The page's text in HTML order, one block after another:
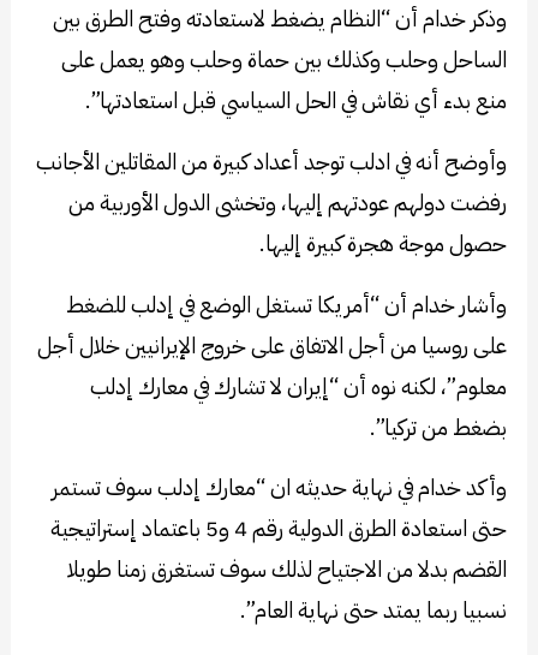
وذكر خدام أن “النظام يضغط لاستعادته وفتح الطرق بين
الساحل وحلب وكذلك بين حماة وحلب وهو يعمل على
منع بدء أي نقاش في الحل السياسي قبل استعادتها”.
وأوضح أنه في ادلب توجد أعداد كبيرة من المقاتلين الأجانب
رفضت دولهم عودتهم إليها، وتخشى الدول الأوربية من
حصول موجة هجرة كبيرة إليها.
وأشار خدام أن “أمريكا تستغل الوضع في إدلب للضغط
على روسيا من أجل الاتفاق على خروج الإيرانيين خلال أجل
معلوم”، لكنه نوه أن “إيران لا تشارك في معارك إدلب
بضغط من تركيا”.
وأكد خدام في نهاية حديثه ان “معارك إدلب سوف تستمر
حتى استعادة الطرق الدولية رقم 4 و5 باعتماد إستراتيجية
القضم بدلا من الاجتياح لذلك سوف تستغرق زمنا طويلا
نسبيا ربما يمتد حتى نهاية العام”.